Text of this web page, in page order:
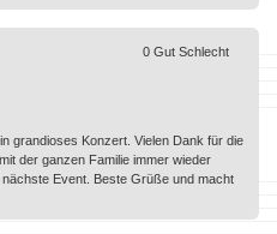
grandioses Konzert. Vielen Dank für die
der ganzen Familie immer wieder
Event. Beste Grüße und macht
0 Gut Schlecht